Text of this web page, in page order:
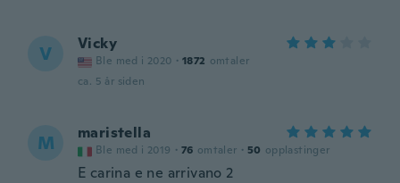
V Vicky
Ble med i 2020 · 1872 omtaler
ca. 5 år siden
M maristella
Ble med i 2019 · 76 omtaler · 50 opplastinger
E carina e ne arrivano 2